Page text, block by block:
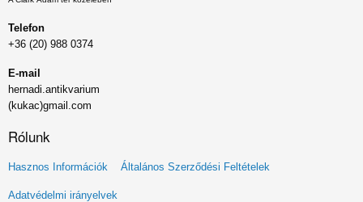
Telefon
+36 (20) 988 0374
E-mail
hernadi.antikvarium
(kukac)gmail.com
Rólunk
Lábléc
menü
Hasznos Információk Általános Szerződési Feltételek
Adatvédelmi irányelvek